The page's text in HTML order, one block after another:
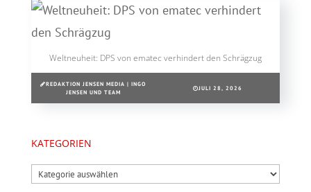
Weltneuheit: DPS von ematec verhindert den Schrägzug
REDAKTION JENSEN MEDIA | INGO
JENSEN UND TEAM
JULI 28, 2026
KATEGORIEN
Kategorien